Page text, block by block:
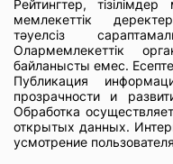
Рейтингтер,
мемлекеттік
тәуелсіз
Олармемлекеттік
байланысты емес.
Публикация
прозрачности и
Обработка
открытых данных.
усмотрение